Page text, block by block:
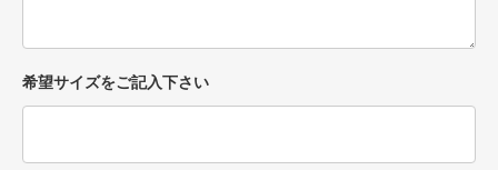
希望サイズをご記入下さい